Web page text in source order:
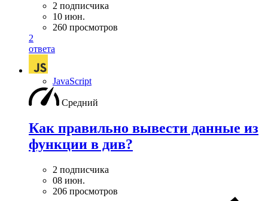
2 подписчика
10 июн.
260 просмотров
2
ответа
JavaScript
Средний
Как правильно вывести данные из
функции в див?
2 подписчика
08 июн.
206 просмотров